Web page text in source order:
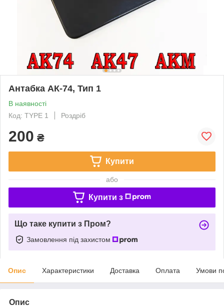
Антабка АК-74, Тип 1
В наявності
Код: TYPE 1
Роздріб
200 ₴
Купити
або
Купити з
Що таке купити з Пром?
Замовлення під захистом
Опис Характеристики Доставка Оплата Умови
Опис